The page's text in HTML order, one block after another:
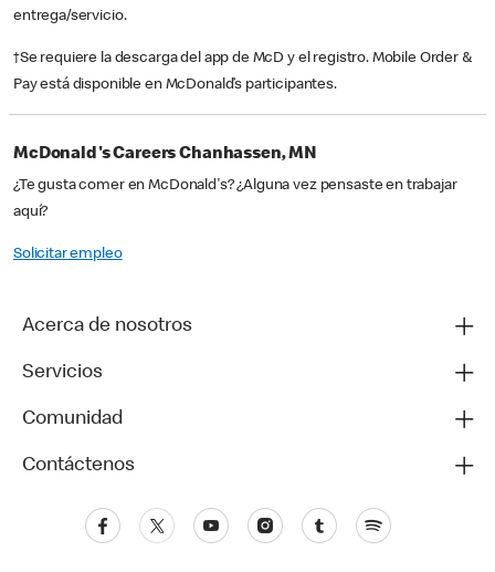
entrega/servicio.
†Se requiere la descarga del app de McD y el registro. Mobile Order &
Pay está disponible en McDonald’s participantes.
McDonald's Careers Chanhassen, MN
¿Te gusta comer en McDonald's? ¿Alguna vez pensaste en trabajar
aquí?
Solicitar empleo
Acerca de nosotros
Servicios
Comunidad
Contáctenos